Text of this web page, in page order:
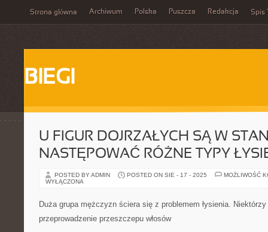
Strona główna Archiwum Polska Puszcza Redakcja Spis
BIEGI
U FIGUR DOJRZAŁYCH SĄ W
NASTĘPOWAĆ RÓŻNE TYPY
POSTED BY ADMIN POSTED ON SIE - 17 - 2025
MOŻLIWOŚĆ
WYŁĄCZONA
Duża grupa mężczyzn ściera się z problemem łysienia.
przeprowadzenie przeszczepu włosów